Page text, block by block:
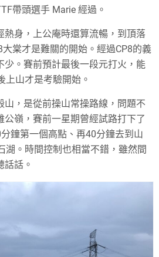
帶頭選手 Marie 經過。
熱身，上公庵時還算流暢，到頂落
棠才是難關的開始。經過CP8的義
少。賽前預計最後一段元打火，能
上山才是考驗開始。
山，是從前操山常操路線，問題不
公嶺，賽前一星期曾經試路打下了
鐘第一個高點、再40分鐘去到山
湖。時間控制也相當不錯，雖然間
話話。